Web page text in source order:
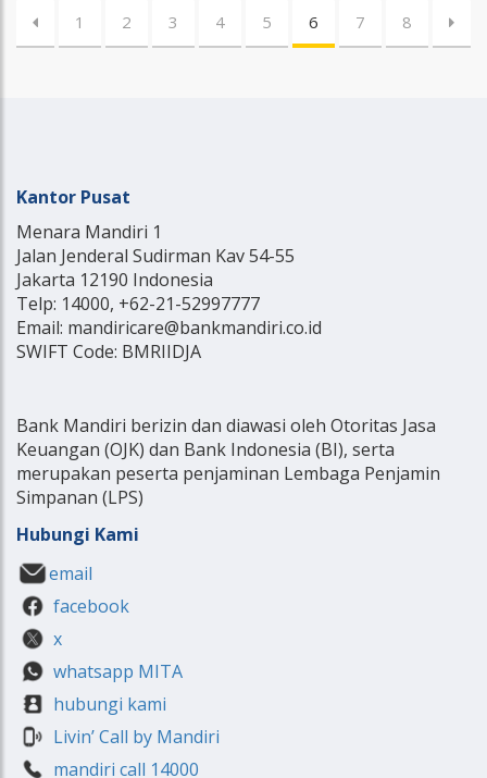
1 2 3 4 5 6 7 8
Kantor Pusat
Menara Mandiri 1
Jalan Jenderal Sudirman Kav 54-55
Jakarta 12190 Indonesia
Telp: 14000, +62-21-52997777
Email: mandiricare@bankmandiri.co.id
SWIFT Code: BMRIIDJA
Bank Mandiri berizin dan diawasi oleh Otoritas Jasa
Keuangan (OJK) dan Bank Indonesia (BI), serta
merupakan peserta penjaminan Lembaga Penjamin
Simpanan (LPS)
Hubungi Kami
email
facebook
x
whatsapp MITA
hubungi kami
Livin’ Call by Mandiri
mandiri call 14000